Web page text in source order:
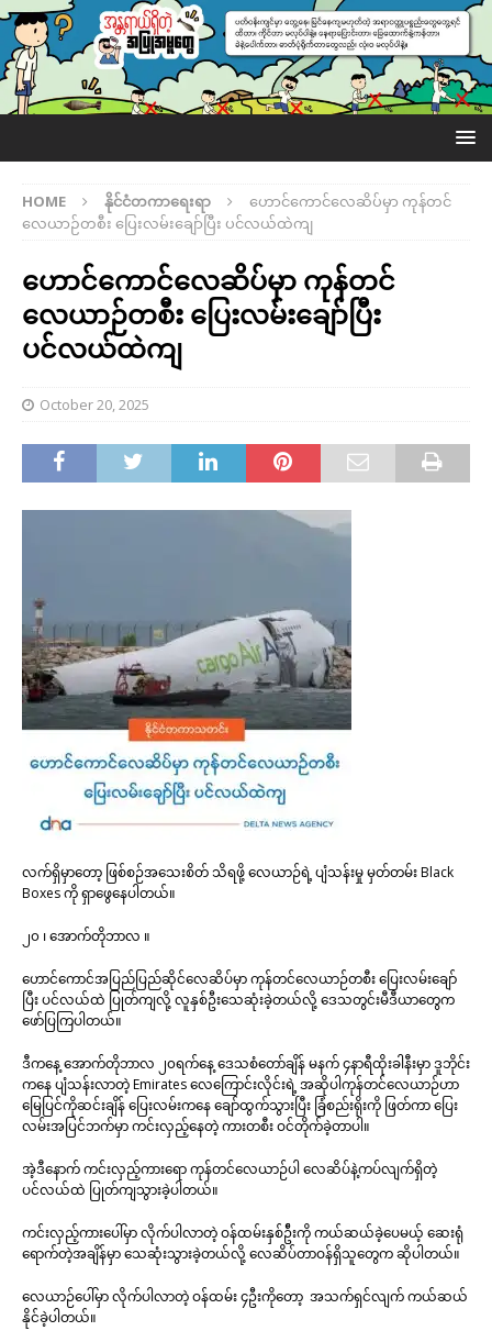
HOME နိုင်ငံတကာရေးရာ
ဟောင်ကောင်လေဆိပ်မှာ ကုန်တင်
လေယာဉ်တစီး ပြေးလမ်းချော်ပြီး ပင်လယ်ထဲကျ
ဟောင်ကောင်လေဆိပ်မှာ ကုန်တင်
လေယာဉ်တစီး ပြေးလမ်းချော်ပြီး
ပင်လယ်ထဲကျ
October 20, 2025
လက်ရှိမှာတော့ ဖြစ်စဉ်အသေးစိတ် သိရဖို့ လေယာဉ်ရဲ့ ပျံသန်းမှု မှတ်တမ်း Black
Boxes ကို ရှာဖွေနေပါတယ်။
၂၀ ၊ အောက်တိုဘာလ ။
ဟောင်ကောင်အပြည်ပြည်ဆိုင်လေဆိပ်မှာ ကုန်တင်လေယာဉ်တစီး ပြေးလမ်းချော်
ပြီး ပင်လယ်ထဲ ပြုတ်ကျလို့ လူနှစ်ဦးသေဆုံးခဲ့တယ်လို့ ဒေသတွင်းမီဒီယာတွေက
ဖော်ပြကြပါတယ်။
ဒီကနေ့ အောက်တိုဘာလ ၂၀ရက်နေ့ ဒေသစံတော်ချိန် မနက် ၄နာရီထိုးခါနီးမှာ ဒူဘိုင်း
ကနေ ပျံသန်းလာတဲ့ Emirates လေကြောင်းလိုင်းရဲ့ အဆိုပါကုန်တင်လေယာဉ်ဟာ
မြေပြင်ကိုဆင်းချိန် ပြေးလမ်းကနေ ချော်ထွက်သွားပြီး ခြံစည်းရိုးကို ဖြတ်ကာ ပြေး
လမ်းအပြင်ဘက်မှာ ကင်းလှည့်နေတဲ့ ကားတစီး ဝင်တိုက်ခဲ့တာပါ။
အဲ့ဒီနောက် ကင်းလှည့်ကားရော ကုန်တင်လေယာဉ်ပါ လေဆိပ်နဲ့ကပ်လျက်ရှိတဲ့
ပင်လယ်ထဲ ပြုတ်ကျသွားခဲ့ပါတယ်။
ကင်းလှည့်ကားပေါ်မှာ လိုက်ပါလာတဲ့ ဝန်ထမ်းနှစ်ဦ်းကို ကယ်ဆယ်ခဲ့ပေမယ့် ဆေးရုံ
ရောက်တဲ့အချိန်မှာ သေဆုံးသွားခဲ့တယ်လို့ လေဆိပ်တာဝန်ရှိသူတွေက ဆိုပါတယ်။
လေယာဉ်ပေါ်မှာ လိုက်ပါလာတဲ့ ဝန်ထမ်း ၄ဦးကိုတော့ အသက်ရှင်လျက် ကယ်ဆယ်
နိုင်ခဲ့ပါတယ်။